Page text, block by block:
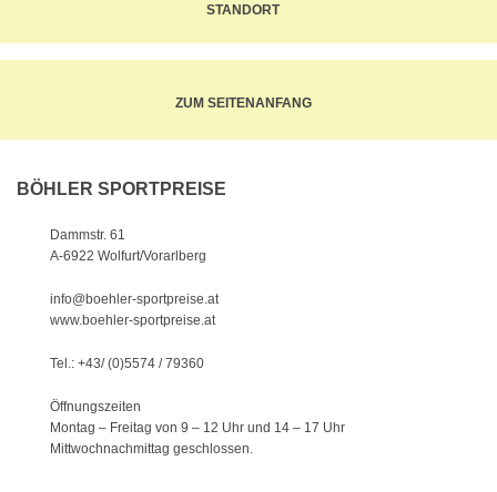
STANDORT
ZUM SEITENANFANG
BÖHLER SPORTPREISE
Dammstr. 61
A-6922 Wolfurt/Vorarlberg
info@boehler-sportpreise.at
www.boehler-sportpreise.at
Tel.: +43/ (0)5574 / 79360
Öffnungszeiten
Montag – Freitag von 9 – 12 Uhr und 14 – 17 Uhr
Mittwochnachmittag geschlossen.